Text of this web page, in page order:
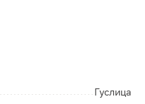
Гуслица